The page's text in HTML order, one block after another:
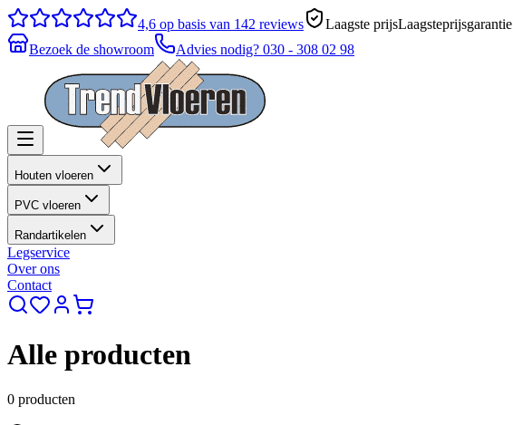
4,6 op basis van 142 reviews Laagste prijsLaagsteprijsgarantie
Bezoek de showroom
Advies nodig? 030 - 308 02 98
Houten vloeren
PVC vloeren
Randartikelen
Legservice
Over ons
Contact
Alle producten
0 producten